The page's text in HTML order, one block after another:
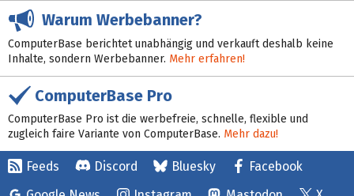
Warum Werbebanner?
ComputerBase berichtet unabhängig und verkauft deshalb keine
Inhalte, sondern Werbebanner. Mehr erfahren!
ComputerBase Pro
ComputerBase Pro ist die werbefreie, schnelle, flexible und
zugleich faire Variante von ComputerBase. Mehr dazu!
Feeds Discord Bluesky
Facebook